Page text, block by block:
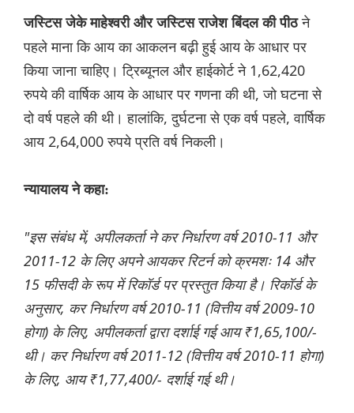
जस्टिस जेके माहेश्वरी और जस्टिस राजेश बिंदल की पीठने
पहले माना कि आय का आकलन बढ़ी हुई आय के आधार पर
किया जाना चाहिए। ट्रिब्यूनल और हाईकोर्ट ने 1,62,420
रुपये की वार्षिक आय के आधार पर गणना की थी, जो घटना से
दो वर्ष पहले की थी। हालांकि, दुर्घटना से एक वर्ष पहले, वार्षिक
आय 2,64,000 रुपये प्रति वर्ष निकली।
न्यायालय ने कहा:
"इस संबंध में, अपीलकर्ता ने कर निर्धारण वर्ष 2010-11 और
2011-12 के लिए अपने आयकर रिटर्न को क्रमशः 14 और
15 फीसदी के रूप में रिकॉर्ड पर प्रस्तुत किया है। रिकॉर्ड के
अनुसार, कर निर्धारण वर्ष 2010-11 (वित्तीय वर्ष 2009-10
होगा) के लिए, अपीलकर्ता द्वारा दर्शाई गई आय ₹1,65,100/-
थी। कर निर्धारण वर्ष 2011-12 (वित्तीय वर्ष 2010-11 होगा)
के लिए, आय ₹1,77,400/- दर्शाई गई थी।